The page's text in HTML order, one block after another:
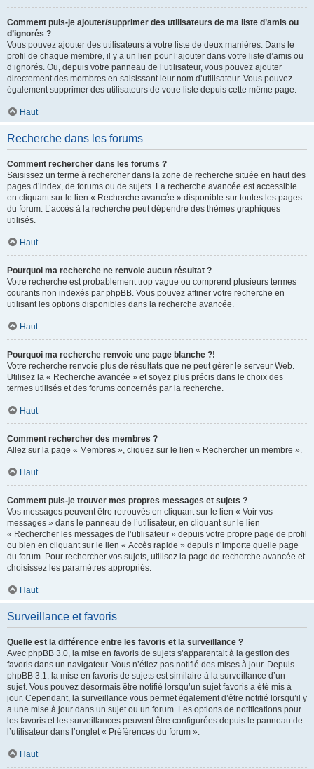
Comment puis-je ajouter/supprimer des utilisateurs de ma liste d’amis ou
d’ignorés ?
Vous pouvez ajouter des utilisateurs à votre liste de deux manières. Dans le
profil de chaque membre, il y a un lien pour l’ajouter dans votre liste d’amis ou
d’ignorés. Ou, depuis votre panneau de l’utilisateur, vous pouvez ajouter
directement des membres en saisissant leur nom d’utilisateur. Vous pouvez
également supprimer des utilisateurs de votre liste depuis cette même page.
Haut
Recherche dans les forums
Comment rechercher dans les forums ?
Saisissez un terme à rechercher dans la zone de recherche située en haut des
pages d’index, de forums ou de sujets. La recherche avancée est accessible
en cliquant sur le lien « Recherche avancée » disponible sur toutes les pages
du forum. L’accès à la recherche peut dépendre des thèmes graphiques
utilisés.
Haut
Pourquoi ma recherche ne renvoie aucun résultat ?
Votre recherche est probablement trop vague ou comprend plusieurs termes
courants non indexés par phpBB. Vous pouvez affiner votre recherche en
utilisant les options disponibles dans la recherche avancée.
Haut
Pourquoi ma recherche renvoie une page blanche ?!
Votre recherche renvoie plus de résultats que ne peut gérer le serveur Web.
Utilisez la « Recherche avancée » et soyez plus précis dans le choix des
termes utilisés et des forums concernés par la recherche.
Haut
Comment rechercher des membres ?
Allez sur la page « Membres », cliquez sur le lien « Rechercher un membre ».
Haut
Comment puis-je trouver mes propres messages et sujets ?
Vos messages peuvent être retrouvés en cliquant sur le lien « Voir vos
messages » dans le panneau de l’utilisateur, en cliquant sur le lien
« Rechercher les messages de l’utilisateur » depuis votre propre page de profil
ou bien en cliquant sur le lien « Accès rapide » depuis n’importe quelle page
du forum. Pour rechercher vos sujets, utilisez la page de recherche avancée et
choisissez les paramètres appropriés.
Haut
Surveillance et favoris
Quelle est la différence entre les favoris et la surveillance ?
Avec phpBB 3.0, la mise en favoris de sujets s’apparentait à la gestion des
favoris dans un navigateur. Vous n’étiez pas notifié des mises à jour. Depuis
phpBB 3.1, la mise en favoris de sujets est similaire à la surveillance d’un
sujet. Vous pouvez désormais être notifié lorsqu’un sujet favoris a été mis à
jour. Cependant, la surveillance vous permet également d’être notifié lorsqu’il y
a une mise à jour dans un sujet ou un forum. Les options de notifications pour
les favoris et les surveillances peuvent être configurées depuis le panneau de
l’utilisateur dans l’onglet « Préférences du forum ».
Haut